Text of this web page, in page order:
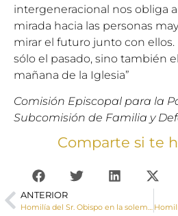
intergeneracional nos obliga
mirada hacia las personas
mirar el futuro junto con ellos.
sólo el pasado, sino también
mañana de la Iglesia”
Comisión Episcopal para la
Subcomisión de Familia y
Comparte si te
ANTERIOR